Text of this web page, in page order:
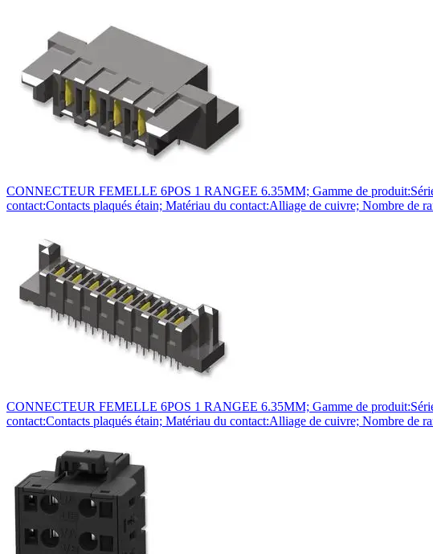
CONNECTEUR FEMELLE 6POS 1 RANGEE 6.35MM; Gamme de produit:Série
contact:Contacts plaqués étain; Matériau du contact:Alliage de cuivre; Nombre
CONNECTEUR FEMELLE 6POS 1 RANGEE 6.35MM; Gamme de produit:Série
contact:Contacts plaqués étain; Matériau du contact:Alliage de cuivre; Nombre